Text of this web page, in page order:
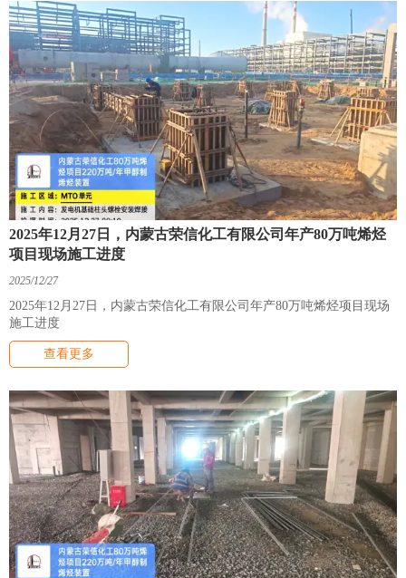
2025年12月27日，内蒙古荣信化工有限公司年产80万吨烯烃
项目现场施工进度
2025/12/27
2025年12月27日，内蒙古荣信化工有限公司年产80万吨烯烃项目现场
施工进度
查看更多